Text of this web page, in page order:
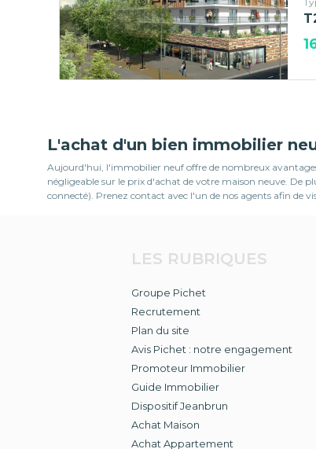
L'achat d'un bien immobilier
Aujourd'hui, l'immobilier neuf offre de nombreux
négligeable sur le prix d'achat de votre maison neuve. De
connecté). Prenez contact avec l'un de nos agents afin de
LES RUBRIQUES
Groupe Pichet
Recrutement
Plan du site
Avis Pichet : notre engagement
Promoteur Immobilier
Guide Immobilier
Dispositif Jeanbrun
Achat Maison
Achat Appartement